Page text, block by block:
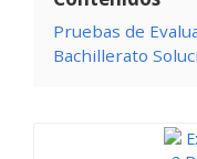
Pruebas de
Bachillerato